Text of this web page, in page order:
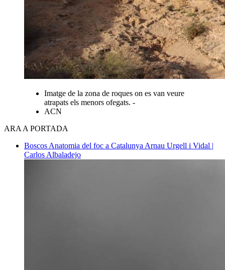
Imatge de la zona de roques on es van veure
atrapats els menors ofegats. -
ACN
ARA A PORTADA
Boscos Anatomia del foc a Catalunya Arnau Urgell i Vidal |
Carlos Albaladejo